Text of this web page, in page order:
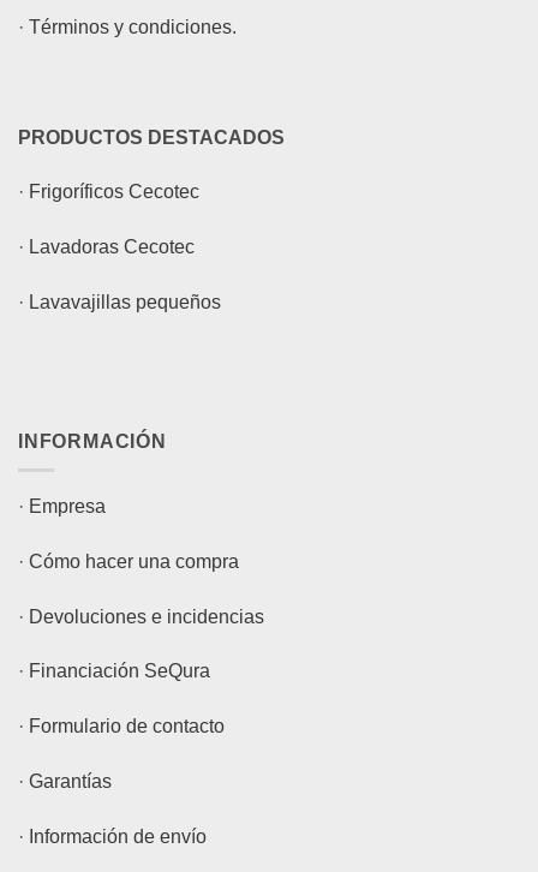
· Términos y condiciones.
PRODUCTOS DESTACADOS
· Frigoríficos Cecotec
· Lavadoras Cecotec
· Lavavajillas pequeños
INFORMACIÓN
· Empresa
· Cómo hacer una compra
· Devoluciones e incidencias
· Financiación SeQura
· Formulario de contacto
· Garantías
· Información de envío